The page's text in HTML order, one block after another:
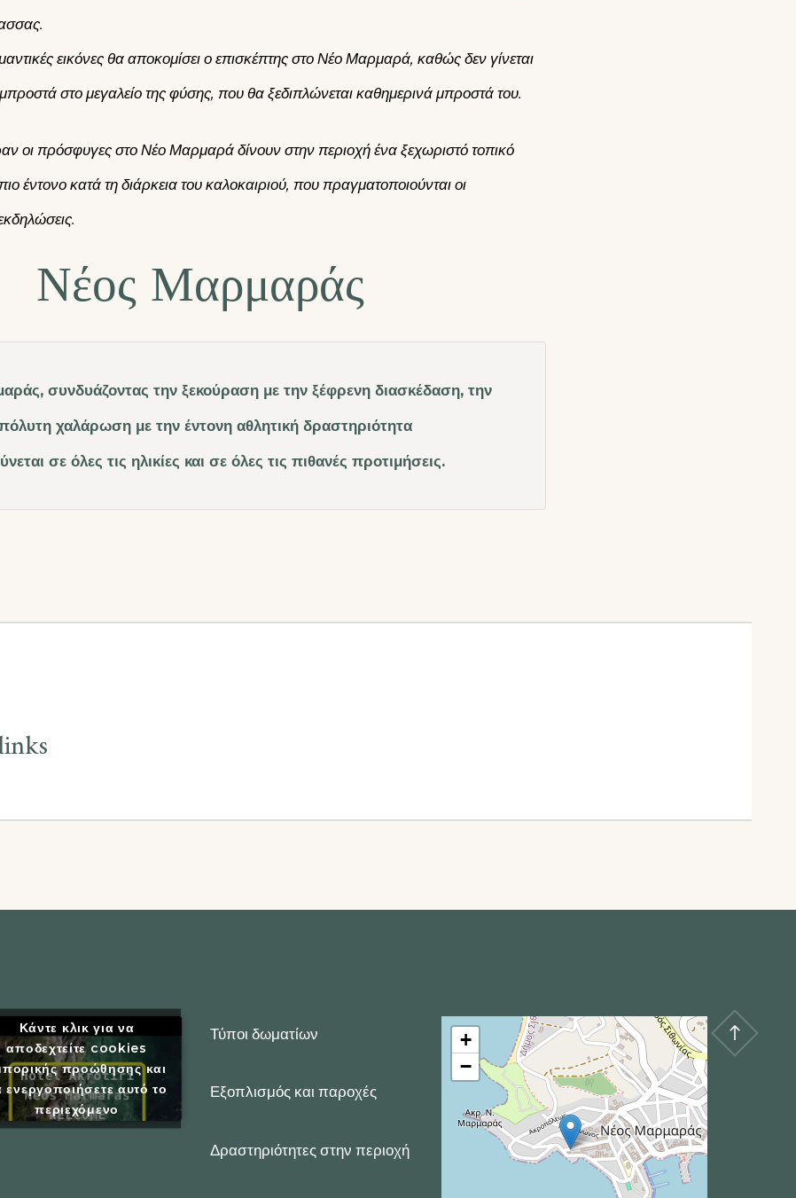
εικόνες θα αποκομίσει ο επισκέπτης στο Νέο Μαρμαρά, καθώς δεν γίνεται
μπροστά στο μεγαλείο της φύσης, που θα ξεδιπλώνεται καθημερινά μπροστά του.
οι πρόσφυγες στο Νέο Μαρμαρά δίνουν στην περιοχή ένα ξεχωριστό τοπικό
έντονο κατά τη διάρκεια του καλοκαιριού, που πραγματοποιούνται οι
Νέος Μαρμαράς
συνδυάζοντας την ξεκούραση με την ξέφρενη διασκέδαση, την
χαλάρωση με την έντονη αθλητική δραστηριότητα
σε όλες τις ηλικίες και σε όλες τις πιθανές προτιμήσεις.
Κάντε κλικ για να
αποδεχτείτε cookies
προώθησης και
ενεργοποιήσετε αυτό το
περιεχόμενο
Τύποι δωματίων
Εξοπλισμός και παροχές
Δραστηριότητες στην περιοχή
+
−